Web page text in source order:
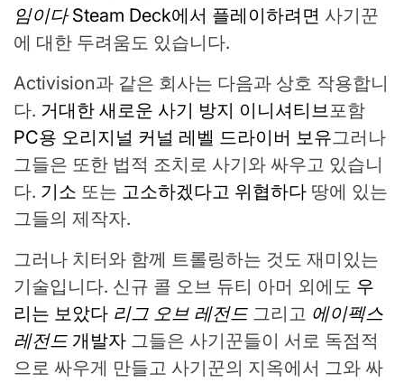
임이다Steam Deck에서 플레이하려면 사기꾼
에 대한 두려움도 있습니다.
Activision과 같은 회사는 다음과 상호 작용합니
다. 거대한 새로운 사기 방지 이니셔티브포함
PC용 오리지널 커널 레벨 드라이버 보유그러나
그들은 또한 법적 조치로 사기와 싸우고 있습니
다. 기소 또는 고소하겠다고 위협하다 땅에 있는
그들의 제작자.
그러나 치터와 함께 트롤링하는 것도 재미있는
기술입니다. 신규 콜 오브 듀티 아머 외에도 우
리는 보았다 리그 오브 레전드 그리고 에이펙스
레전드 개발자 그들은 사기꾼들이 서로 독점적
으로 싸우게 만들고 사기꾼의 지옥에서 그와 싸